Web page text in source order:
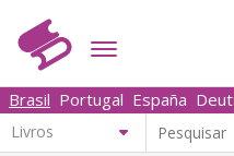
Brasil Portugal España